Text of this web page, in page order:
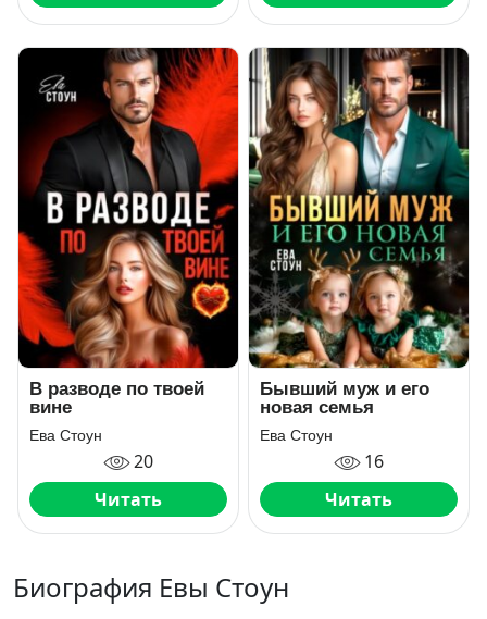
В разводе по твоей
вине
Ева Стоун
20
Читать
Бывший муж и его
новая семья
Ева Стоун
16
Читать
Биография Евы Стоун